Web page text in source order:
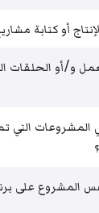
أو كتابة
و/أو الحلقات
المشروعات التي
المشروع على